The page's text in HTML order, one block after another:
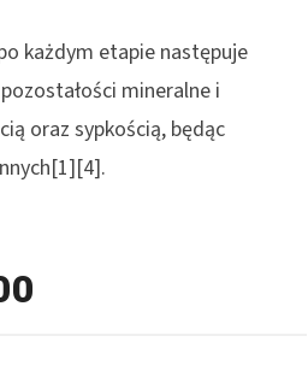
każdym etapie następuje
mineralne i
oraz sypkością, będąc